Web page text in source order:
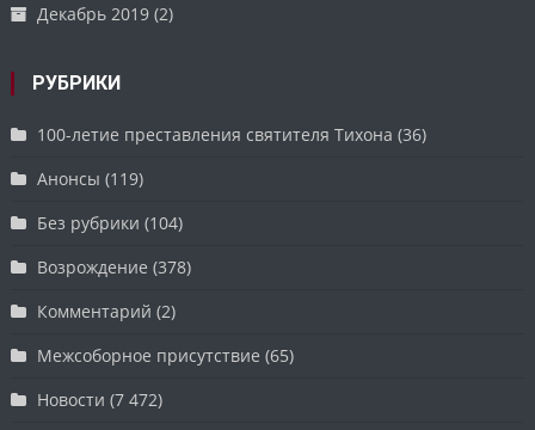
Декабрь 2019 (2)
РУБРИКИ
100-летие преставления святителя Тихона (36)
Анонсы (119)
Без рубрики (104)
Возрождение (378)
Комментарий (2)
Межсоборное присутствие (65)
Новости (7 472)